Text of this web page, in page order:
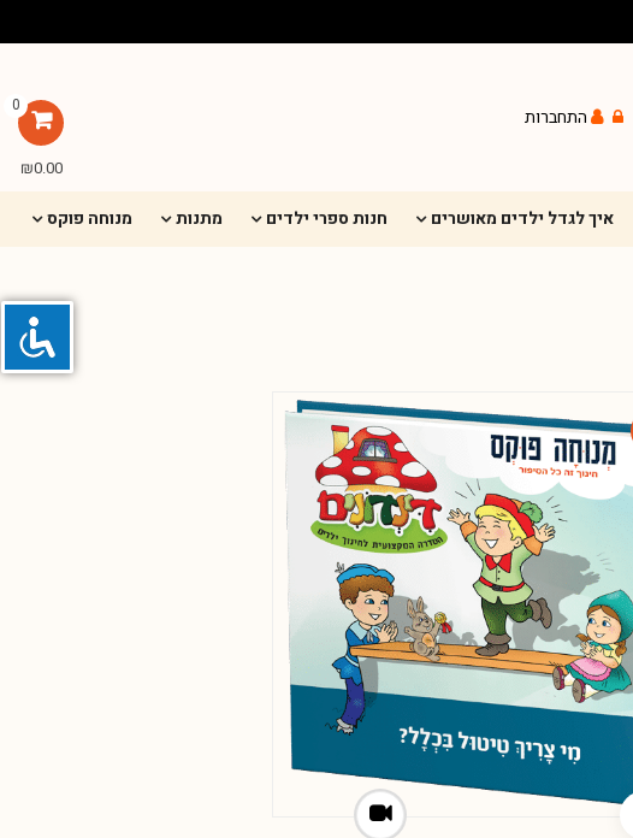
התחברות 0
₪0.00
איך לגדל ילדים מאושרים חנות ספרי ילדים מתנות מנוחה פוקס